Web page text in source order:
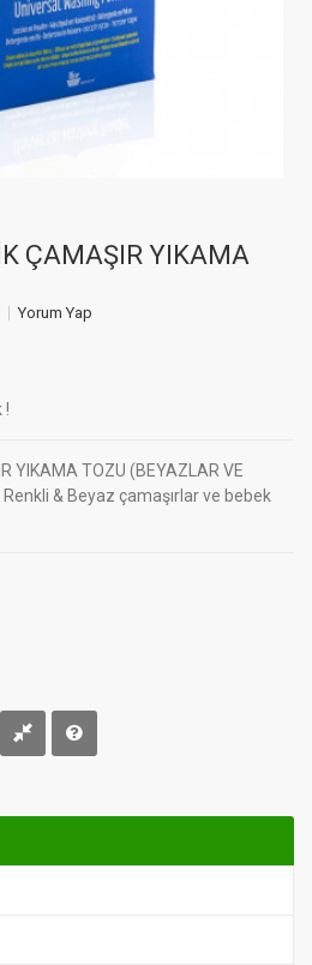
ÇAMAŞIR YIKAMA
Yorum Yap
!
YIKAMA TOZU (BEYAZLAR VE
& Beyaz çamaşırlar ve bebek